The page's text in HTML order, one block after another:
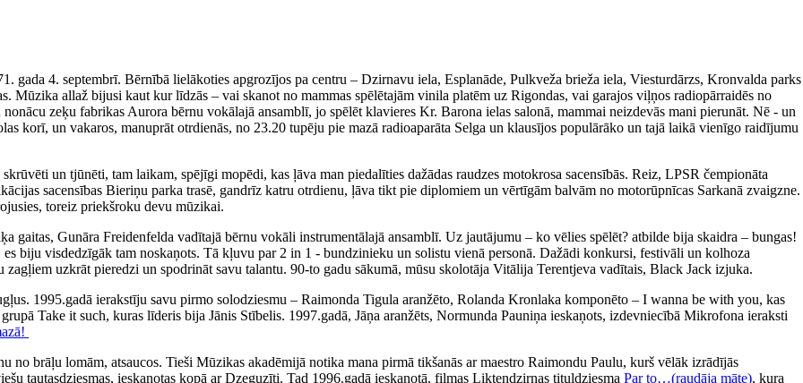
gada 4. septembrī. Bērnībā lielākoties apgrozījos pa centru – Dzirnavu iela, Esplanāde, Pulkveža brieža iela, Viesturdārzs, Kronvalda parks
Mūzika allaž bijusi kaut kur līdzās – vai skanot no mammas spēlētajām vinila platēm uz Rigondas, vai garajos viļņos radiopārraidēs no
zeķu fabrikas Aurora bērnu vokālajā ansamblī, jo spēlēt klavieres Kr. Barona ielas salonā, mammai neizdevās mani pierunāt. Nē - un
korī, un vakaros, manuprāt otrdienās, no 23.20 tupēju pie mazā radioaparāta Selga un klausījos populārāko un tajā laikā vienīgo raidījumu
un tjūnēti, tam laikam, spējīgi mopēdi, kas ļāva man piedalīties dažādas raudzes motokrosa sacensībās. Reiz, LPSR čempionāta
sacensības Bieriņu parka trasē, gandrīz katru otrdienu, ļāva tikt pie diplomiem un vērtīgām balvām no motorūpnīcas Sarkanā zvaigzne.
toreiz priekšroku devu mūzikai.
gaitas, Gunāra Freidenfelda vadītajā bērnu vokāli instrumentālajā ansamblī. Uz jautājumu – ko vēlies spēlēt? atbilde bija skaidra – bungas!
biju visdedzīgāk tam noskaņots. Tā kļuvu par 2 in 1 - bundzinieku un solistu vienā personā. Dažādi konkursi, festivāli un kolhoza
uzkrāt pieredzi un spodrināt savu talantu. 90-to gadu sākumā, mūsu skolotāja Vitālija Terentjeva vadītais, Black Jack izjuka.
1995.gadā ierakstīju savu pirmo solodziesmu – Raimonda Tigula aranžēto, Rolanda Kronlaka komponēto – I wanna be with you, kas
Take it such, kuras līderis bija Jānis Stībelis. 1997.gadā, Jāņa aranžēts, Normunda Pauniņa ieskaņots, izdevniecībā Mikrofona ieraksti
brāļu lomām, atsaucos. Tieši Mūzikas akadēmijā notika mana pirmā tikšanās ar maestro Raimondu Paulu, kurš vēlāk izrādījās
tautasdziesmas, ieskaņotas kopā ar Dzeguzīti. Tad 1996.gadā ieskaņotā, filmas Likteņdzirnas tituldziesma Par to…(raudāja māte), kura